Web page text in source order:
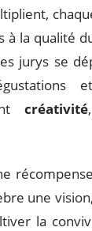
à la qualité
jurys se
créativité
une
la